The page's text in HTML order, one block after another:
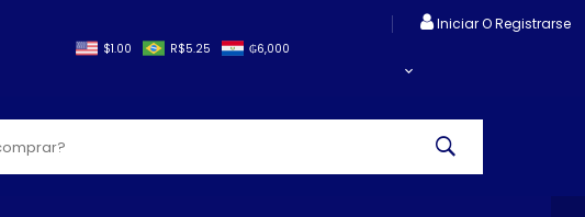
$1.00 ₲6,000
R$5.25
Iniciar O Registrarse